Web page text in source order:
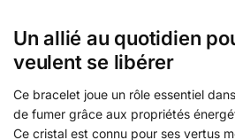
Un allié au quotidien
veulent se libérer
Ce bracelet joue un rôle essentiel
de fumer grâce aux propriétés
Ce cristal est connu pour ses vertus